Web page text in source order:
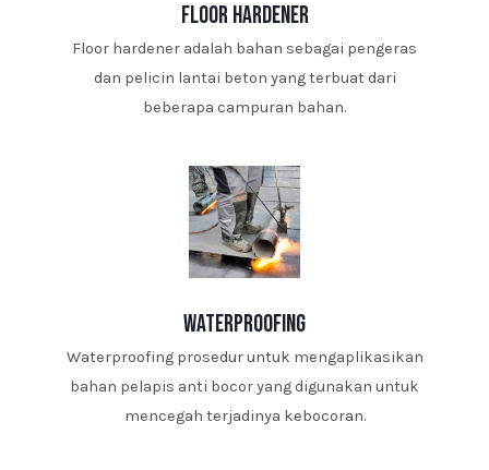
floor hardener
Floor hardener adalah bahan sebagai pengeras
dan pelicin lantai beton yang terbuat dari
beberapa campuran bahan.
waterproofing
Waterproofing prosedur untuk mengaplikasikan
bahan pelapis anti bocor yang digunakan untuk
mencegah terjadinya kebocoran.